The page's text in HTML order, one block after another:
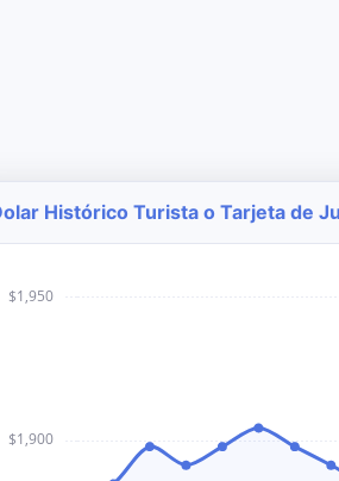
Histórico Turista o Tarjeta de